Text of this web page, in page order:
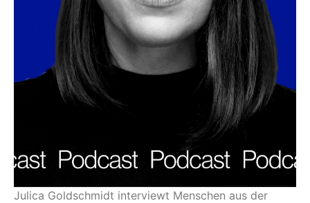
Julica Goldschmidt interviewt Menschen aus der